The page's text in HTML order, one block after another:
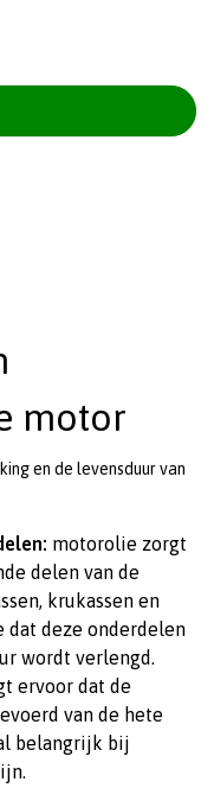
motor
en de levensduur van
motorolie zorgt
delen van de
krukassen en
dat deze onderdelen
wordt verlengd.
ervoor dat de
van de hete
belangrijk bij